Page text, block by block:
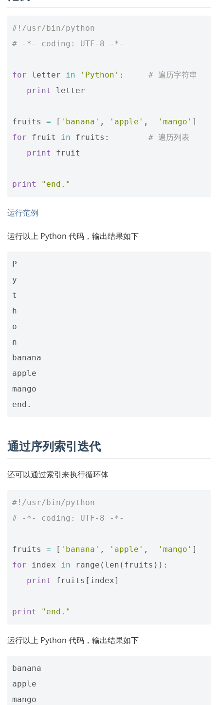
#!/usr/bin/python
# -*- coding: UTF-8 -*-
for letter in 'Python' :
# 遍历字符串
print
letter
fruits = [ 'banana' , 'apple' , 'mango' ]
for
fruit in fruits :
# 遍历列表
print
fruit
print "end."
运行范例
运行以上 Python 代码，输出结果如下
P
y
t
h
o
n
banana
apple
mango
通过序列索引迭代
还可以通过索引来执行循环体
#!/usr/bin/python
# -*- coding: UTF-8 -*-
fruits = [ 'banana' , 'apple' , 'mango' ]
for
index in range ( len ( fruits )):
print
fruits [ index]
print "end."
运行以上 Python 代码，输出结果如下
banana
apple
mango